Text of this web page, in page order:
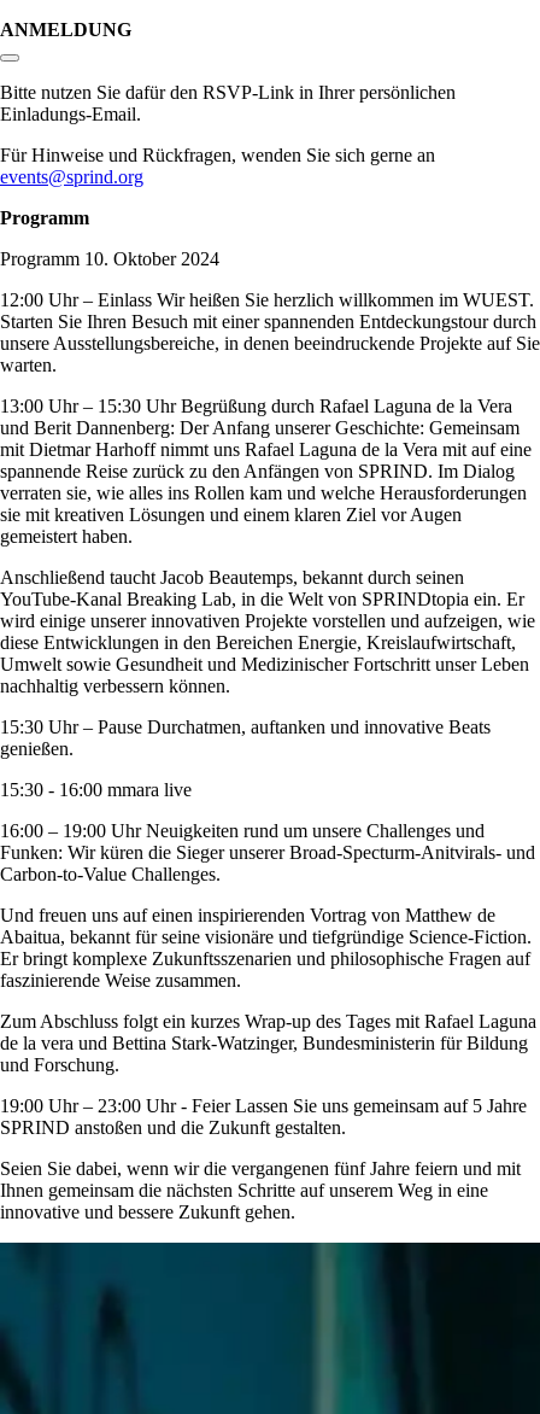
ANMELDUNG
Link zum Abschnitt kopieren:
Bitte nutzen Sie dafür den RSVP-Link in Ihrer persönlichen
Einladungs-Email.
Für Hinweise und Rückfragen, wenden Sie sich gerne an
events@sprind.org
Programm
Programm 10. Oktober 2024
12:00 Uhr – Einlass Wir heißen Sie herzlich willkommen im WUEST.
Starten Sie Ihren Besuch mit einer spannenden Entdeckungstour durch
unsere Ausstellungsbereiche, in denen beeindruckende Projekte auf Sie
warten.
13:00 Uhr – 15:30 Uhr Begrüßung durch Rafael Laguna de la Vera
und Berit Dannenberg: Der Anfang unserer Geschichte: Gemeinsam
mit Dietmar Harhoff nimmt uns Rafael Laguna de la Vera mit auf eine
spannende Reise zurück zu den Anfängen von SPRIND. Im Dialog
verraten sie, wie alles ins Rollen kam und welche Herausforderungen
sie mit kreativen Lösungen und einem klaren Ziel vor Augen
gemeistert haben.
Anschließend taucht Jacob Beautemps, bekannt durch seinen
YouTube-Kanal Breaking Lab, in die Welt von SPRINDtopia ein. Er
wird einige unserer innovativen Projekte vorstellen und aufzeigen, wie
diese Entwicklungen in den Bereichen Energie, Kreislaufwirtschaft,
Umwelt sowie Gesundheit und Medizinischer Fortschritt unser Leben
nachhaltig verbessern können.
15:30 Uhr – Pause Durchatmen, auftanken und innovative Beats
genießen.
15:30 - 16:00 mmara live
16:00 – 19:00 Uhr Neuigkeiten rund um unsere Challenges und
Funken: Wir küren die Sieger unserer Broad-Specturm-Anitvirals- und
Carbon-to-Value Challenges.
Und freuen uns auf einen inspirierenden Vortrag von Matthew de
Abaitua, bekannt für seine visionäre und tiefgründige Science-Fiction.
Er bringt komplexe Zukunftsszenarien und philosophische Fragen auf
faszinierende Weise zusammen.
Zum Abschluss folgt ein kurzes Wrap-up des Tages mit Rafael Laguna
de la vera und Bettina Stark-Watzinger, Bundesministerin für Bildung
und Forschung.
19:00 Uhr – 23:00 Uhr - Feier Lassen Sie uns gemeinsam auf 5 Jahre
SPRIND anstoßen und die Zukunft gestalten.
Seien Sie dabei, wenn wir die vergangenen fünf Jahre feiern und mit
Ihnen gemeinsam die nächsten Schritte auf unserem Weg in eine
innovative und bessere Zukunft gehen.